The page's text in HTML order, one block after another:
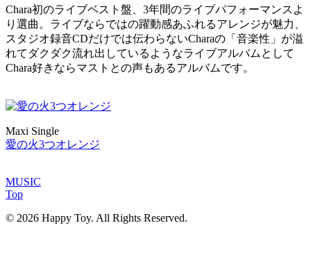
Chara初のライブベスト盤、3年間のライブパフォーマンスよ
り選曲。ライブならではの躍動感あふれるアレンジが魅力、
スタジオ録音CDだけでは伝わらないCharaの「音楽性」が溢
れてダクダク流れ出しているようなライブアルバムとして
Chara好きならマストとの声もあるアルバムです。
Maxi Single
愛の火3つオレンジ
MUSIC
Top
© 2026 Happy Toy. All Rights Reserved.